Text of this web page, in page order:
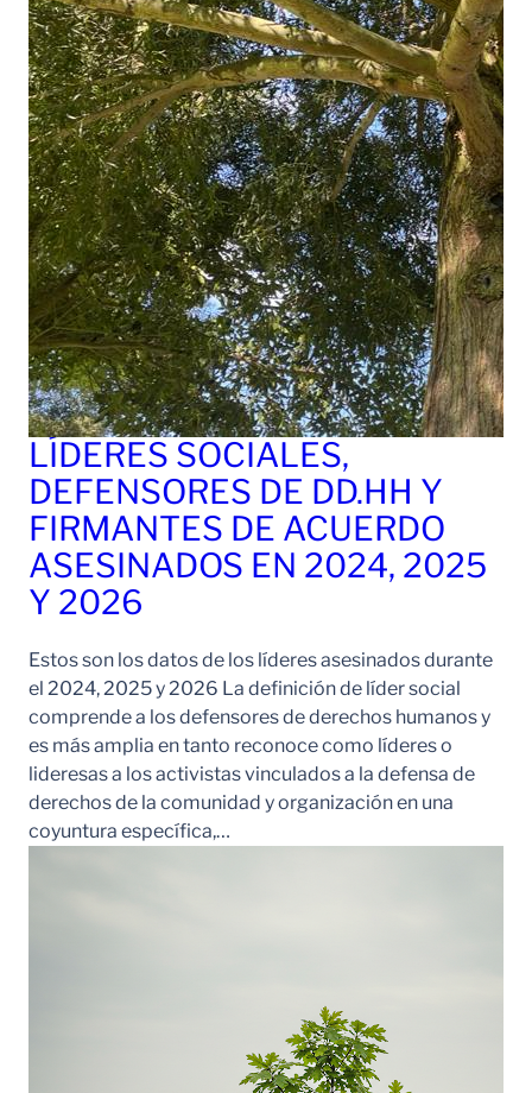
LÍDERES SOCIALES,
DEFENSORES DE DD.HH Y
FIRMANTES DE ACUERDO
ASESINADOS EN 2024, 2025
Y 2026
Estos son los datos de los líderes asesinados durante
el 2024, 2025 y 2026 La definición de líder social
comprende a los defensores de derechos humanos y
es más amplia en tanto reconoce como líderes o
lideresas a los activistas vinculados a la defensa de
derechos de la comunidad y organización en una
coyuntura específica,…